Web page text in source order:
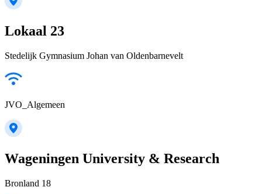
Lokaal 23
Stedelijk Gymnasium Johan van Oldenbarnevelt
JVO_Algemeen
Wageningen University & Research
Bronland 18